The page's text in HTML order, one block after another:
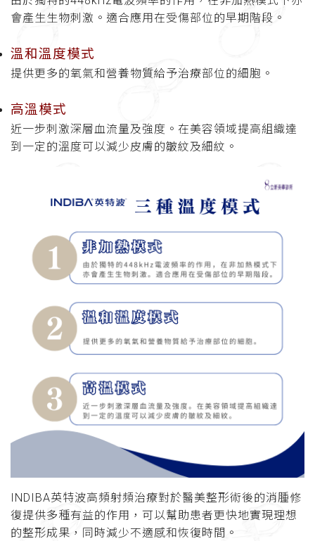
會產生生物刺激。適合應用在受傷部位的早期階段。
溫和溫度模式
提供更多的氧氣和營養物質給予治療部位的細胞。
高溫模式
近一步刺激深層血流量及強度。在美容領域提高組織達
到一定的溫度可以減少皮膚的皺紋及細紋。
INDIBA英特波高頻射頻治療對於醫美整形術後的消腫修
復提供多種有益的作用，可以幫助患者更快地實現理想
的整形成果，同時減少不適感和恢復時間。